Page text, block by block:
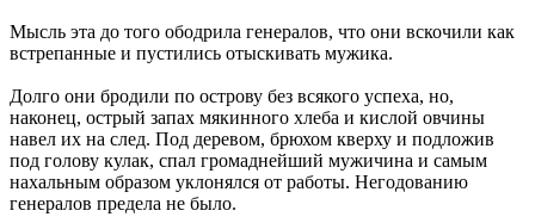
Мысль эта до того ободрила генералов, что они вскочили как
встрепанные и пустились отыскивать мужика.
Долго они бродили по острову без всякого успеха, но,
наконец, острый запах мякинного хлеба и кислой овчины
навел их на след. Под деревом, брюхом кверху и подложив
под голову кулак, спал громаднейший мужичина и самым
нахальным образом уклонялся от работы. Негодованию
генералов предела не было.